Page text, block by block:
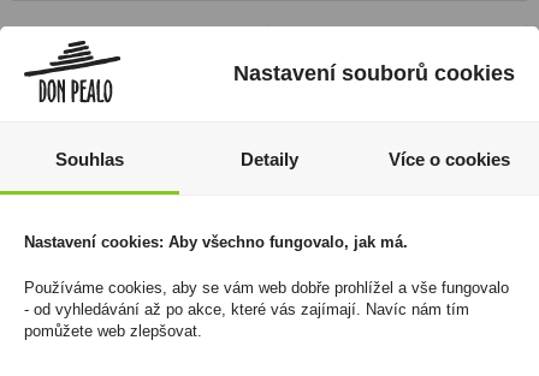
Whisky Jack Daniels
Gentleman Jack 0,7l
40%
Doutníky Macarena Big
Robusto Bundle 54x5,5
Nastavení souborů cookies
Souhlas Detaily Více o cookies
Nastavení cookies: Aby všechno fungovalo, jak má.
Používáme cookies, aby se vám web dobře prohlížel a vše fungovalo
- od vyhledávání až po akce, které vás zajímají. Navíc nám tím
pomůžete web zlepšovat.